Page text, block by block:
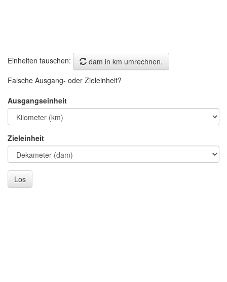
Einheiten tauschen:
dam in km umrechnen.
Falsche Ausgang- oder Zieleinheit?
Ausgangseinheit
Zieleinheit
Los